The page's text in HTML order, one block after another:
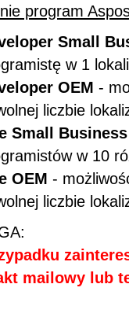
program
Small
w 1
OEM -
liczbie
Small Business
w 10
OEM -
liczbie
mailowy lub